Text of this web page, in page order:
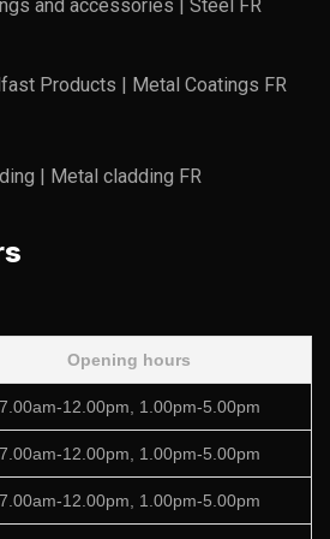
and accessories | Steel FR
Products | Metal Coatings FR
| Metal cladding FR
Opening hours
7.00am-12.00pm, 1.00pm-5.00pm
7.00am-12.00pm, 1.00pm-5.00pm
7.00am-12.00pm, 1.00pm-5.00pm